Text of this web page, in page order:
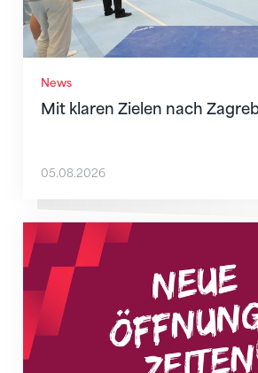
News
Mit klaren Zielen nach
05.08.2026
Neue Empfangszeiten ab 1.